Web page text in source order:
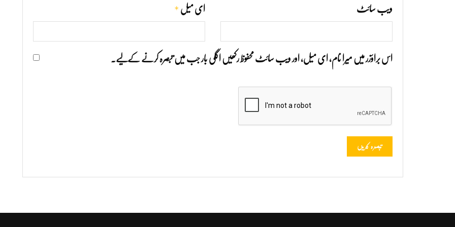
ای میل * ویب‌ سائٹ
اس براؤزر میں میرا نام، ای میل، اور ویب سائٹ محفوظ رکھیں اگلی بار جب میں تبصرہ کرنے کےلیے۔